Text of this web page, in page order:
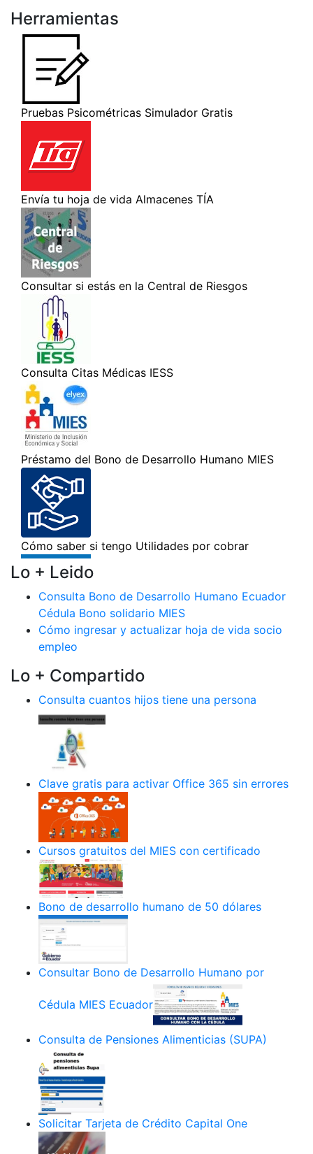
Herramientas
Lo + Leido
Consulta Bono de Desarrollo Humano Ecuador
Cédula Bono solidario MIES
Cómo ingresar y actualizar hoja de vida socio
empleo
Lo + Compartido
Consulta cuantos hijos tiene una persona
Clave gratis para activar Office 365 sin errores
Cursos gratuitos del MIES con certificado
Bono de desarrollo humano de 50 dólares
Consultar Bono de Desarrollo Humano por
Cédula MIES Ecuador
Consulta de Pensiones Alimenticias (SUPA)
Solicitar Tarjeta de Crédito Capital One